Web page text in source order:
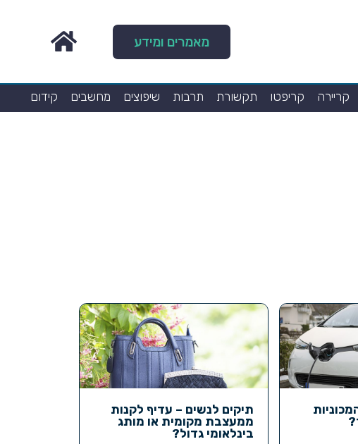
מאמרים ומידע
קריירה קריפטו תקשורת תרבות שיפוצים מחשבים קידום
תיקים לנשים – עדיף לקנות
ממעצבת מקומית או מותג
בינלאומי גדול?